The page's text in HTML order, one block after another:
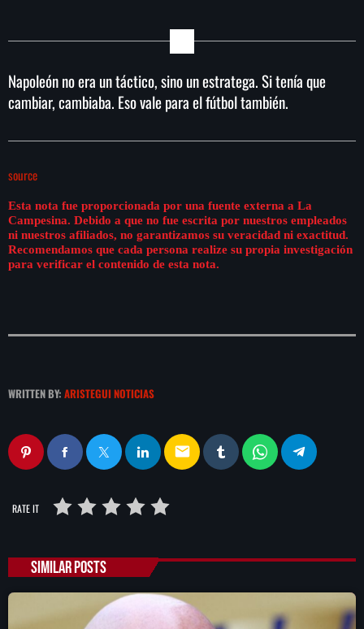
Napoleón no era un táctico, sino un estratega. Si tenía que
cambiar, cambiaba. Eso vale para el fútbol también.
source
Esta nota fue proporcionada por una fuente externa a La
Campesina. Debido a que no fue escrita por nuestros empleados
ni nuestros afiliados, no garantizamos su veracidad ni exactitud.
Recomendamos que cada persona realize su propia investigación
para verificar el contenido de esta nota.
WRITTEN BY: ARISTEGUI NOTICIAS
email
RATE IT
SIMILAR POSTS